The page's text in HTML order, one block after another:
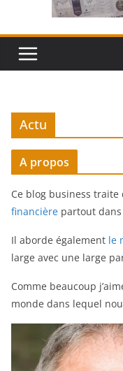
Actu
A propos
Ce blog business traite
financière partout
Il aborde également le
large avec une large
Comme beaucoup
monde dans lequel